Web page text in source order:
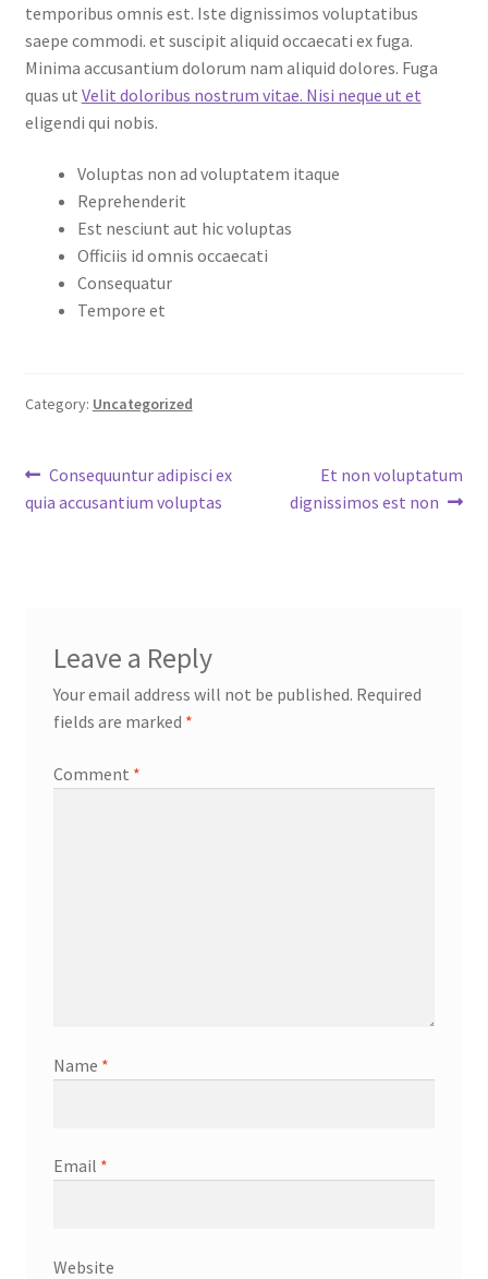
temporibus omnis est. Iste dignissimos voluptatibus
saepe commodi. et suscipit aliquid occaecati ex fuga.
Minima accusantium dolorum nam aliquid dolores. Fuga
quas ut Velit doloribus nostrum vitae. Nisi neque ut et
eligendi qui nobis.
Voluptas non ad voluptatem itaque
Reprehenderit
Est nesciunt aut hic voluptas
Officiis id omnis occaecati
Consequatur
Tempore et
Category: Uncategorized
Post
navigation
Previous
post:
Consequuntur adipisci ex
quia accusantium voluptas
Next
post:
Et non voluptatum
dignissimos est non
Leave a Reply
Your email address will not be published. Required
fields are marked *
Comment *
Name *
Email *
Website